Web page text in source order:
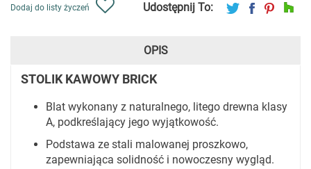
Dodaj do listy życzeń Udostępnij To:
OPIS
STOLIK KAWOWY BRICK
Blat wykonany z naturalnego, litego drewna klasy
A, podkreślający jego wyjątkowość.
Podstawa ze stali malowanej proszkowo,
zapewniająca solidność i nowoczesny wygląd.